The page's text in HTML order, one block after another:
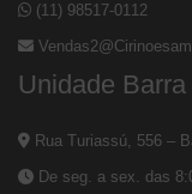
(11) 98517-0112
Unidade
Rua Turiassú, 556 –
De seg. a sex. das